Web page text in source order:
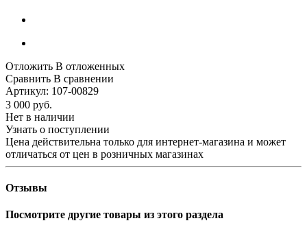
Отложить В отложенных
Сравнить В сравнении
Артикул: 107-00829
3 000 руб.
Нет в наличии
Узнать о поступлении
Цена действительна только для интернет-магазина и может
отличаться от цен в розничных магазинах
Отзывы
Посмотрите другие товары из этого раздела